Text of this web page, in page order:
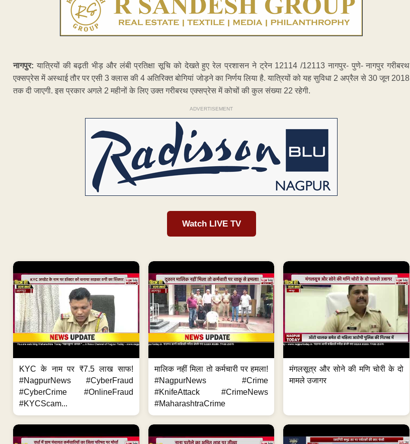
नागपुर: यात्रियों की बढ़ती भीड़ और लंबी प्रतिक्षा सूचि को देखते हुए रेल प्रशासन ने ट्रेन 12114 /12113 नागपुर- पुणे- नागपुर गरीबरथ
एक्सप्रेस में अस्थाई तौर पर एसी 3 क्लास की 4 अतिरिक्त बोगियां जोड़ने का निर्णय लिया है. यात्रियों को यह सुविधा 2 अप्रैल से 30 जून 2018
तक दी जाएगी. इस प्रकार अगले 2 महीनों के लिए उक्त गरीबरथ एक्सप्रेस में कोचों की कुल संख्या 22 रहेगी.
ADVERTISEMENT
Watch LIVE TV
KYC के नाम पर ₹7.5 लाख साफ!
#NagpurNews #CyberFraud
#CyberCrime #OnlineFraud
#KYCScam...
मालिक नहीं मिला तो कर्मचारी पर हमला!
#NagpurNews #Crime
#KnifeAttack #CrimeNews
#MaharashtraCrime
मंगलसूत्र और सोने की मणि चोरी के दो
मामले उजागर